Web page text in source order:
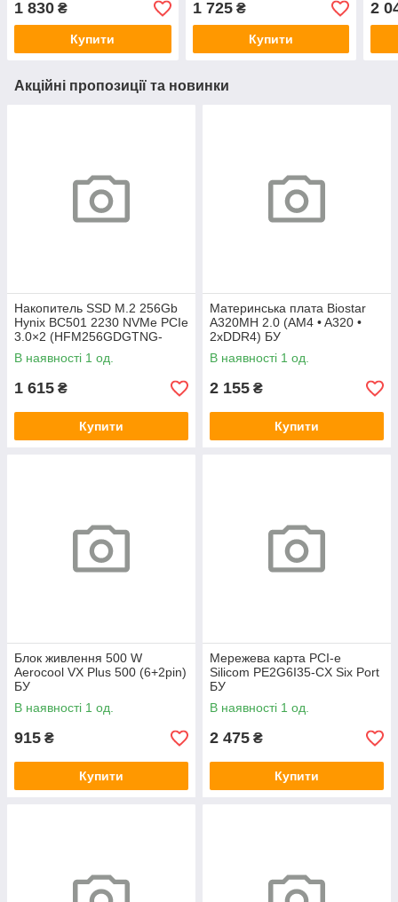
1 830 ₴
Купити
1 725₴
Купити
2
Акційні пропозиції та новинки
Накопитель SSD M.2 256Gb
Hynix BC501 2230 NVMe PCIe
3.0×2 (HFM256GDGTNG-
83A0A) 800/1600 БУ
В наявності 1 од.
1 615 ₴
Купити
Материнська плата Biostar
A320MH 2.0 (AM4 • A320 •
2xDDR4) БУ
В наявності 1 од.
2 155 ₴
Купити
Блок живлення 500 W
Aerocool VX Plus 500 (6+2pin)
БУ
В наявності 1 од.
915 ₴
Купити
Мережева карта PCI-e
Silicom PE2G6I35-CX Six Port
БУ
В наявності 1 од.
2 475 ₴
Купити